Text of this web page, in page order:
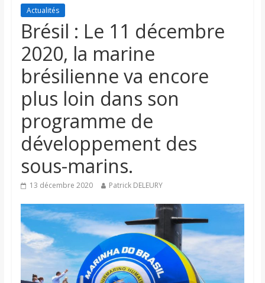
Actualités
Brésil : Le 11 décembre
2020, la marine
brésilienne va encore
plus loin dans son
programme de
développement des
sous-marins.
13 décembre 2020 Patrick DELEURY